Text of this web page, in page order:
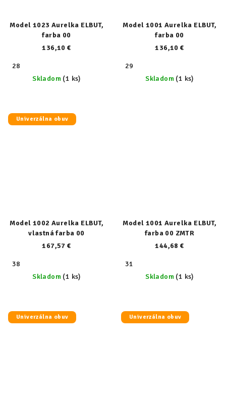
Model 1023 Aurelka ELBUT,
farba 00
136,10 €
28
Skladom (1 ks)
Model 1001 Aurelka ELBUT,
farba 00
136,10 €
29
Skladom (1 ks)
Univerzálna obuv
Model 1002 Aurelka ELBUT,
vlastná farba 00
167,57 €
38
Skladom (1 ks)
Model 1001 Aurelka ELBUT,
farba 00 ZMTR
144,68 €
31
Skladom (1 ks)
Univerzálna obuv Univerzálna obuv